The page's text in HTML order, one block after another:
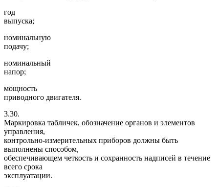
год
выпуска;
номинальную
подачу;
номинальный
напор;
мощность
приводного двигателя.
3.30.
Маркировка табличек, обозначение органов и элементов
управления,
контрольно-измерительных приборов должны быть
выполнены способом,
обеспечивающем четкость и сохранность надписей в течение
всего срока
эксплуатации.